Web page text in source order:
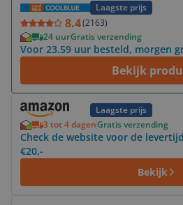
Laagste prijs
8.4(2163)
24 uurGratis verzending
Voor 23.59 uur besteld, morgen
Bekijk
Laagste prijs
3 tot 4 dagenGratis verzending
Check de website voor de
€20,-
Bekijk
Bekijk product